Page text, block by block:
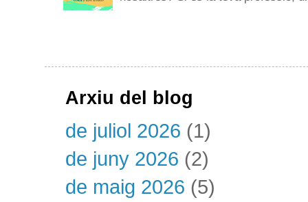
Arxiu del blog
de juliol 2026 (1)
de juny 2026 (2)
de maig 2026 (5)